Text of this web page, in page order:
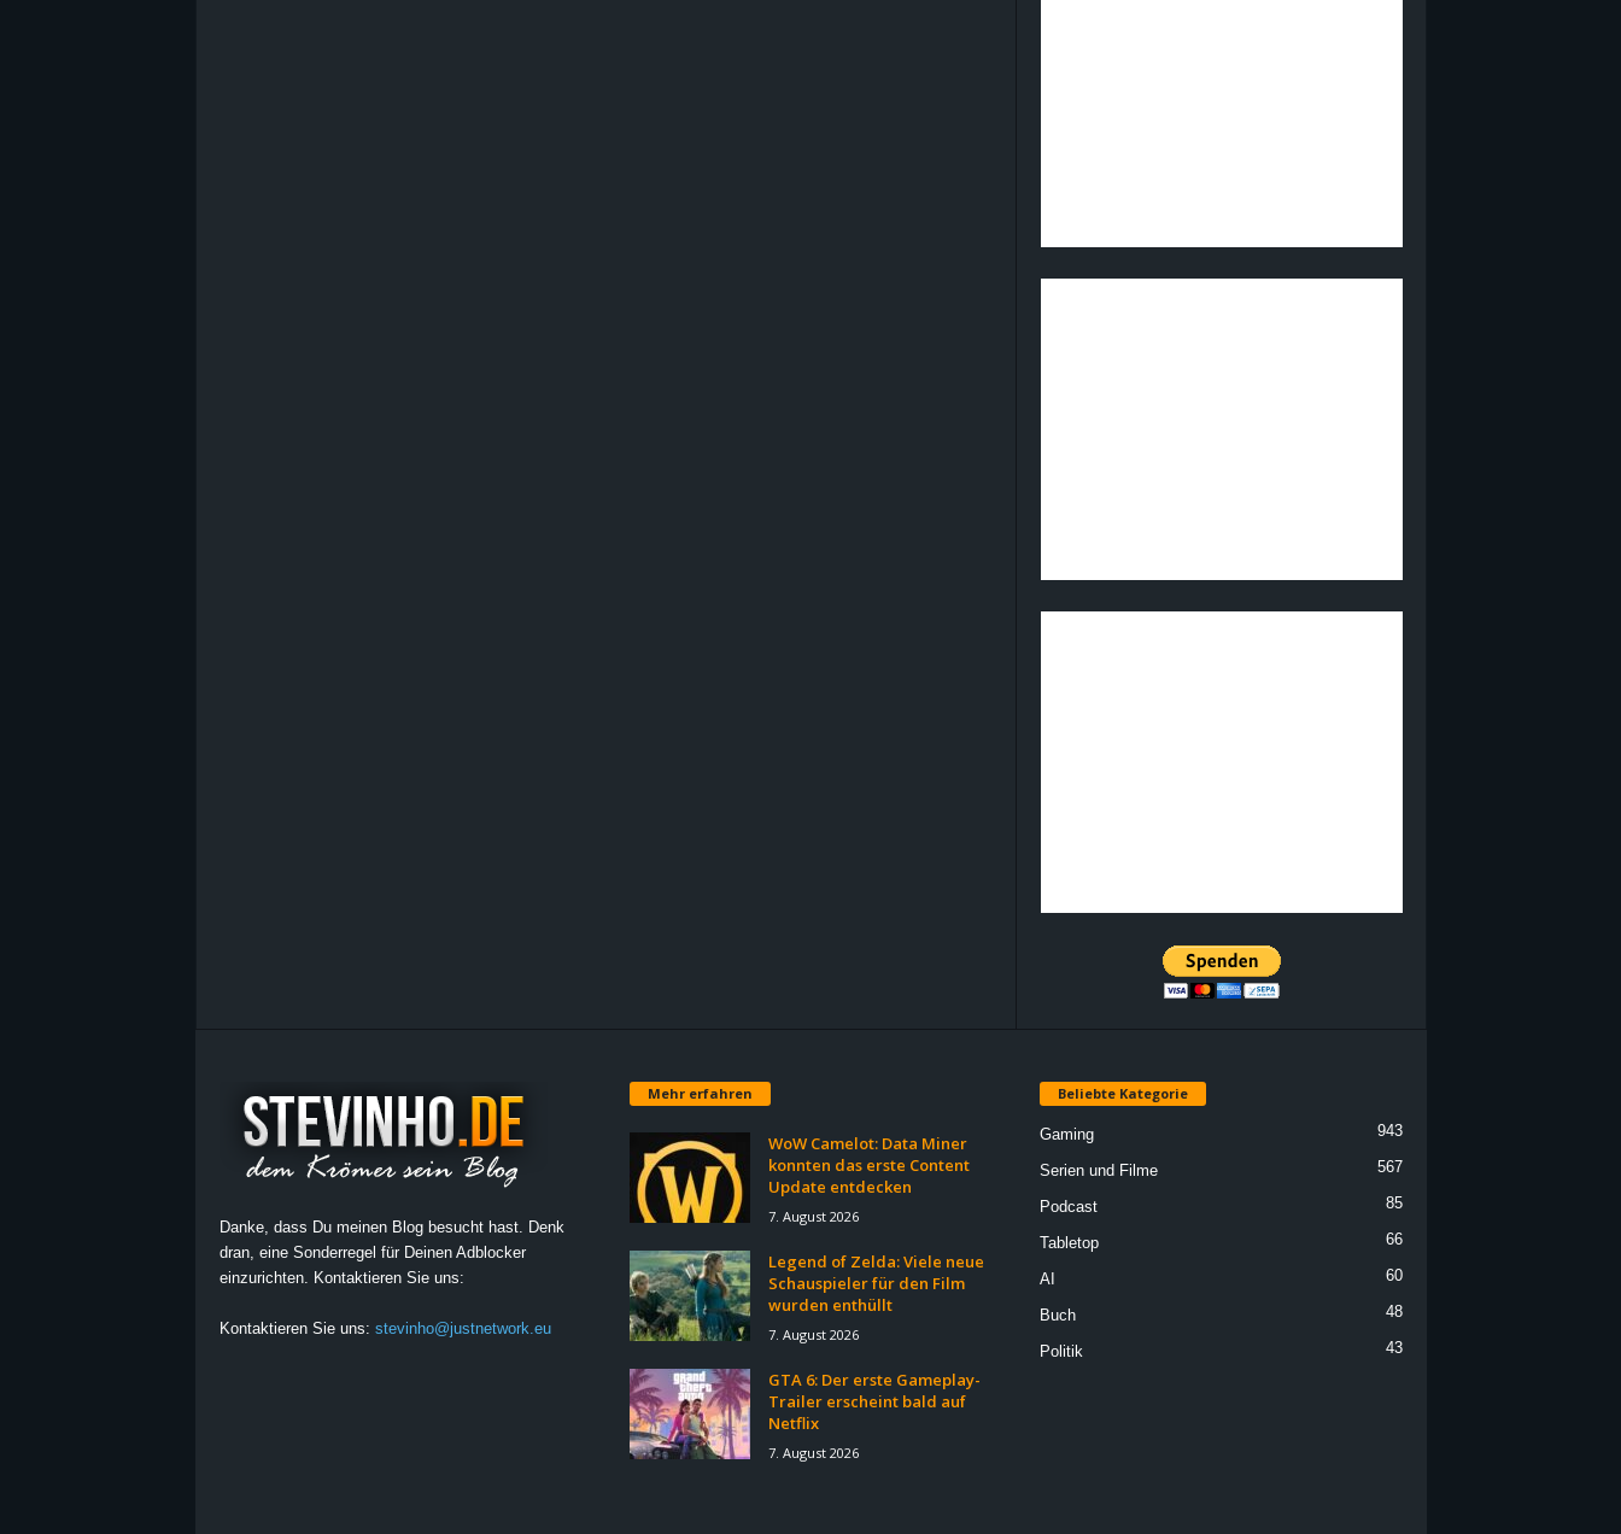
Danke, dass Du meinen Blog besucht hast. Denk
dran, eine Sonderregel für Deinen Adblocker
einzurichten. Kontaktieren Sie uns:
Kontaktieren Sie uns: stevinho@justnetwork.eu
Mehr erfahren
WoW Camelot: Data Miner
konnten das erste Content
Update entdecken
7. August 2026
Legend of Zelda: Viele neue
Schauspieler für den Film
wurden enthüllt
7. August 2026
GTA 6: Der erste Gameplay-
Trailer erscheint bald auf
Netflix
7. August 2026
Beliebte Kategorie
Gaming 943
Serien und Filme 567
Podcast 85
Tabletop 66
AI 60
Buch 48
Politik 43